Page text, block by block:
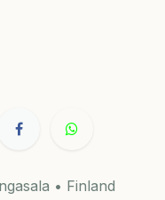
• Finland